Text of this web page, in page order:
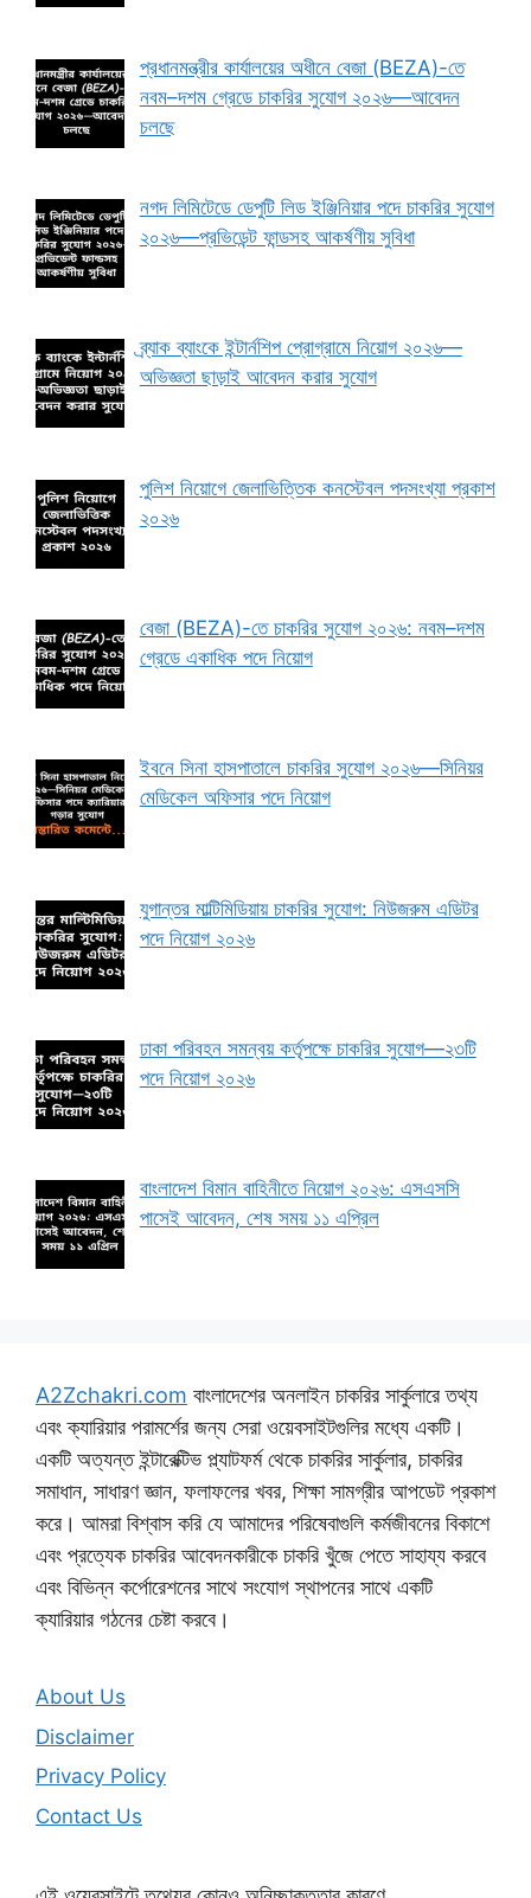
প্রধানমন্ত্রীর কার্যালয়ের অধীনে বেজা (BEZA)-তে
নবম–দশম গ্রেডে চাকরির সুযোগ ২০২৬—আবেদন
চলছে
নগদ লিমিটেডে ডেপুটি লিড ইঞ্জিনিয়ার পদে চাকরির সুযোগ
২০২৬—প্রভিডেন্ট ফান্ডসহ আকর্ষণীয় সুবিধা
ব্র্যাক ব্যাংকে ইন্টার্নশিপ প্রোগ্রামে নিয়োগ ২০২৬—
অভিজ্ঞতা ছাড়াই আবেদন করার সুযোগ
পুলিশ নিয়োগে জেলাভিত্তিক কনস্টেবল পদসংখ্যা প্রকাশ
২০২৬
বেজা (BEZA)-তে চাকরির সুযোগ ২০২৬: নবম–দশম
গ্রেডে একাধিক পদে নিয়োগ
ইবনে সিনা হাসপাতালে চাকরির সুযোগ ২০২৬—সিনিয়র
মেডিকেল অফিসার পদে নিয়োগ
যুগান্তর মাল্টিমিডিয়ায় চাকরির সুযোগ: নিউজরুম এডিটর
পদে নিয়োগ ২০২৬
ঢাকা পরিবহন সমন্বয় কর্তৃপক্ষে চাকরির সুযোগ—২৩টি
পদে নিয়োগ ২০২৬
বাংলাদেশ বিমান বাহিনীতে নিয়োগ ২০২৬: এসএসসি
পাসেই আবেদন, শেষ সময় ১১ এপ্রিল
A2Zchakri.com বাংলাদেশের অনলাইন চাকরির সার্কুলারে তথ্য
এবং ক্যারিয়ার পরামর্শের জন্য সেরা ওয়েবসাইটগুলির মধ্যে একটি।
একটি অত্যন্ত ইন্টারেক্টিভ প্ল্যাটফর্ম থেকে চাকরির সার্কুলার, চাকরির
সমাধান, সাধারণ জ্ঞান, ফলাফলের খবর, শিক্ষা সামগ্রীর আপডেট প্রকাশ
করে। আমরা বিশ্বাস করি যে আমাদের পরিষেবাগুলি কর্মজীবনের বিকাশে
এবং প্রত্যেক চাকরির আবেদনকারীকে চাকরি খুঁজে পেতে সাহায্য করবে
এবং বিভিন্ন কর্পোরেশনের সাথে সংযোগ স্থাপনের সাথে একটি
ক্যারিয়ার গঠনের চেষ্টা করবে।
About Us
Disclaimer
Privacy Policy
Contact Us